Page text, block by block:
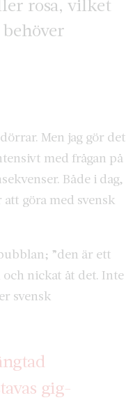
rosa, vilket
Men jag gör det
med frågan på
Både i dag,
göra med svensk
”den är ett
nickat åt det. Inte
svensk
gig-